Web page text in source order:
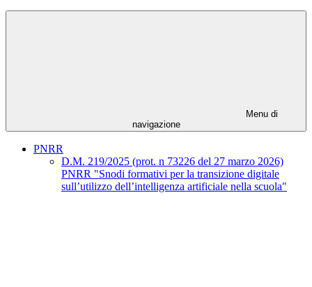
Menu di
navigazione
PNRR
D.M. 219/2025 (prot. n 73226 del 27 marzo 2026)
PNRR "Snodi formativi per la transizione digitale
sull’utilizzo dell’intelligenza artificiale nella scuola"